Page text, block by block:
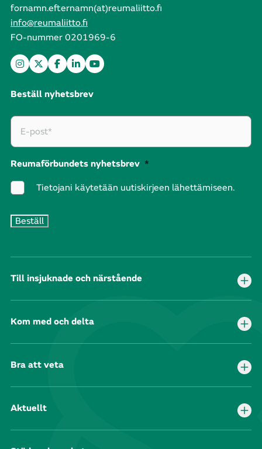
fornamn.efternamn(at)reumaliitto.fi
info@reumaliitto.fi
FO-nummer 0201969-6
Beställ nyhetsbrev
Reumaförbundets nyhetsbrev *
Tietojani käytetään uutiskirjeen lähettämiseen.
Till insjuknade och närstående
Kom med och delta
Bra att veta
Aktuellt